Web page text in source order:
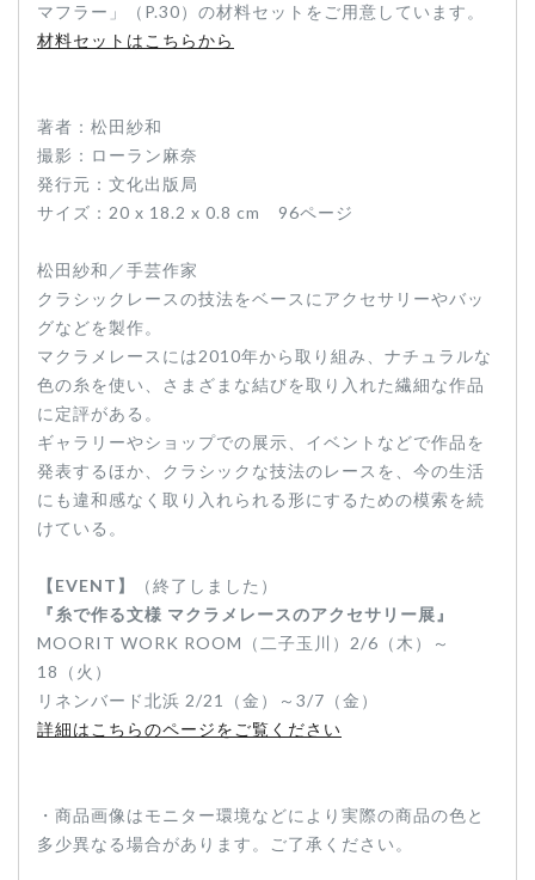
マフラー」（P.30）の材料セットをご用意しています。
材料セットはこちらから
著者：松田紗和
撮影：ローラン麻奈
発行元：文化出版局
サイズ：20 x 18.2 x 0.8 cm 96ページ
松田紗和／手芸作家
クラシックレースの技法をベースにアクセサリーやバッ
グなどを製作。
マクラメレースには2010年から取り組み、ナチュラルな
色の糸を使い、さまざまな結びを取り入れた繊細な作品
に定評がある。
ギャラリーやショップでの展示、イベントなどで作品を
発表するほか、クラシックな技法のレースを、今の生活
にも違和感なく取り入れられる形にするための模索を続
けている。
【EVENT】
（終了しました）
『糸で作る文様 マクラメレースのアクセサリー展』
MOORIT WORK ROOM（二子玉川）2/6（木）～
18（火）
リネンバード北浜 2/21（金）～3/7（金）
詳細はこちらのページをご覧ください
・商品画像はモニター環境などにより実際の商品の色と
多少異なる場合があります。ご了承ください。